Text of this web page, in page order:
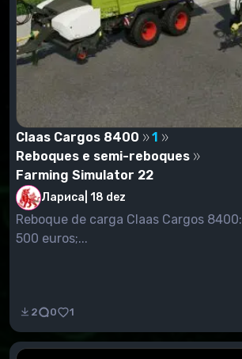
Claas Cargos 8400
1
Reboques e semi-reboques
Farming Simulator 22
Лариса 18 dez
Reboque de carga Claas Cargos 8400: - Custo: 105
500 euros;...
2 0 1